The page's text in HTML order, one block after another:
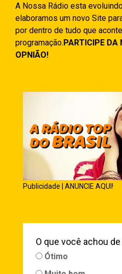
A Nossa Rádio esta
elaboramos um novo Site
por dentro de tudo que
programação.PARTICIPE DA
OPNIÃO!
Publicidade | ANUNCIE AQUI!
O que você achou
Ótimo